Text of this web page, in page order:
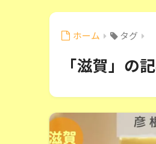
ホーム タグ
「滋賀」の